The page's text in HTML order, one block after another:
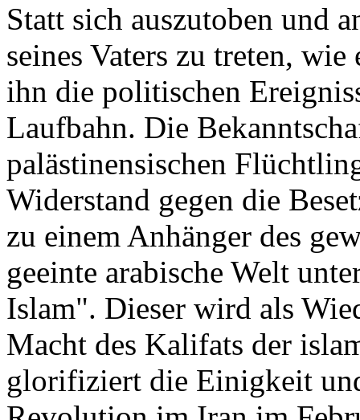
Statt sich auszutoben und
seines Vaters zu treten,
ihn die politischen
Laufbahn. Die
palästinensischen
Widerstand gegen die
zu einem Anhänger des
geeinte arabische Welt
Islam". Dieser wird als
Macht des Kalifats der
glorifiziert die Einigkeit